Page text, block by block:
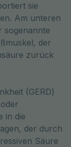
sie
Am unteren
sogenannte
der
zurück
(GERD)
in die
der durch
Säure